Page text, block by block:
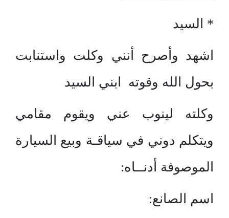
* السيد
اشهد وأصرح أنني وكلت واستنابت
بحول الله وقوته ابني السيد
وكلته لينوب عني ويقوم مقامي
ويتكلم دوني في سياقـة وبيع السيارة
الموصوفة أدنــاه:
اسم الصانع: